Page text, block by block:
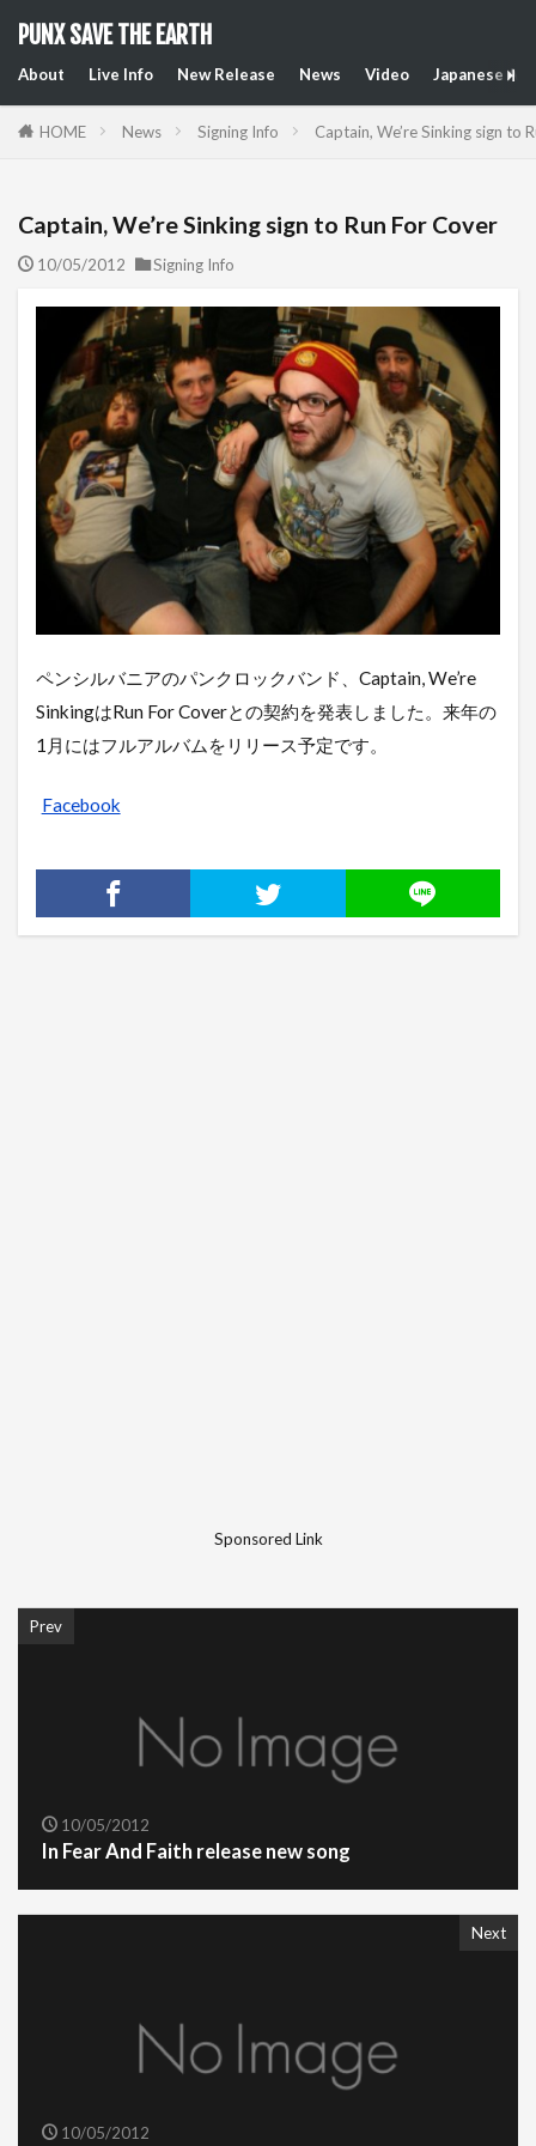
PUNX SAVE THE EARTH
About Live Info New Release News Video Japanese
HOME News Signing Info Captain, We’re Sinking sign to
Captain, We’re Sinking sign to Run For Cover
10/05/2012 Signing Info
ペンシルバニアのパンクロックバンド、Captain, We’re
SinkingはRun For Coverとの契約を発表しました。来年の
1月にはフルアルバムをリリース予定です。
Facebook
Sponsored Link
Prev
10/05/2012
In Fear And Faith release new song
Next
10/05/2012